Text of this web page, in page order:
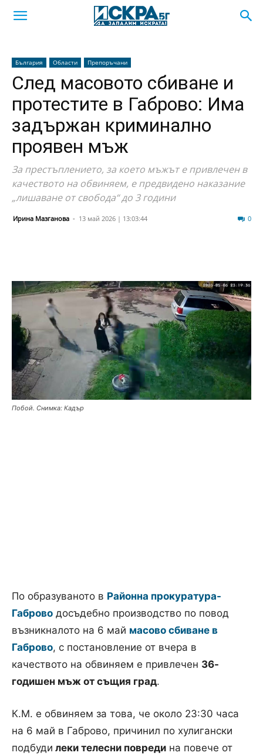
България Области Препоръчани
След масовото сбиване и
протестите в Габрово: Има
задържан криминално
проявен мъж
За престъплението, за което мъжът е привлечен в
качеството на обвиняем, е предвидено наказание
„лишаване от свобода“ до 3 години
Ирина Мазганова - 13 май 2026 | 13:03:44 0
Побой. Снимка: Кадър
По образуваното в Районна прокуратура-
Габрово досъдебно производство по повод
възникналото на 6 май масово сбиване в
Габрово, с постановление от вчера в
качеството на обвиняем е привлечен 36-
годишен мъж от същия град.
К.М. е обвиняем за това, че около 23:30 часа
на 6 май в Габрово, причинил по хулигански
подбуди леки телесни повреди на повече от